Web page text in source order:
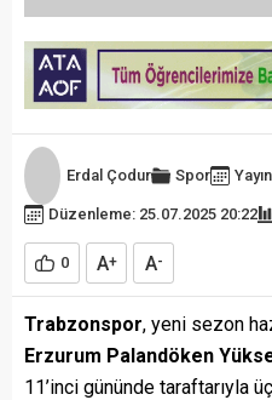
Erdal Çodur Spor
Düzenleme: 25.07.2025 20:22
0 A+ A-
Trabzonspor, yeni sezon
Erzurum Palandöken
11’inci gününde taraftarıyla